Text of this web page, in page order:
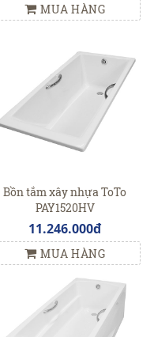
MUA HÀNG
Bồn tắm xây nhựa ToTo
PAY1520HV
11.246.000đ
MUA HÀNG